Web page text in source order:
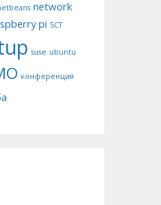
network
pi SCT
suse ubuntu
конференция